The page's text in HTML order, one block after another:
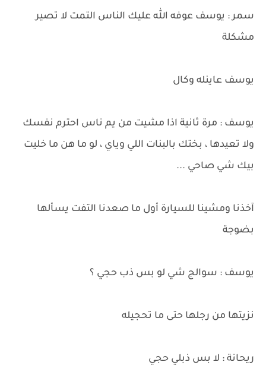
سمر : يوسف عوفه الله عليك الناس التمت لا تصير
مشكلة
يوسف عاينله وكال
يوسف : مرة ثانية اذا مشيت من يم ناس احترم نفسك
ولا تعيدها ، بختك بالبنات اللي وياي ، لو ما هن ما خليت
بيك شي صاحي ...
آخذنا ومشينا للسيارة أول ما صعدنا التفت يسألها
بضوجة
يوسف : سوالج شي لو بس ذب حجي ؟
نزيتها من رجلها حتى ما تحجيله
ريحانة : لا بس ذبلي حجي